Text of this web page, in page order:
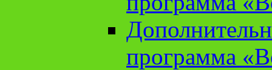
программа